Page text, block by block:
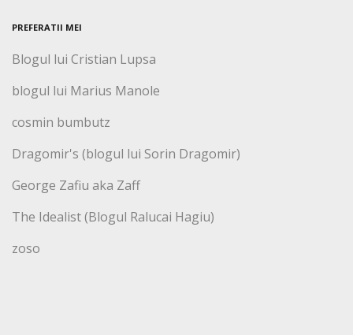
PREFERATII MEI
Blogul lui Cristian Lupsa
blogul lui Marius Manole
cosmin bumbutz
Dragomir's (blogul lui Sorin Dragomir)
George Zafiu aka Zaff
The Idealist (Blogul Ralucai Hagiu)
zoso